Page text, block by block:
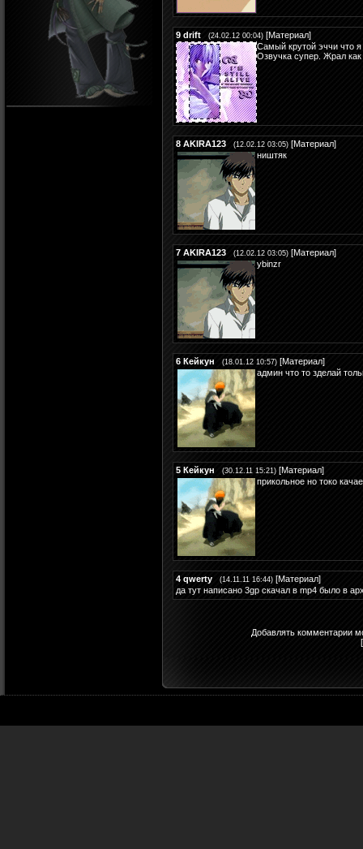
9 drift (24.02.12 00:04) [Материал]
Самый крутой эччи что
Озвучка супер. Жрал как
8 AKIRA123 (12.02.12 03:05) [Материал]
ништяк
7 AKIRA123 (12.02.12 03:05) [Материал]
ybinzr
6 Кейкун (18.01.12 10:57) [Материал]
админ что то зделай
5 Кейкун (30.12.11 15:21) [Материал]
прикольное но токо
4 qwerty (14.11.11 16:44) [Материал]
да тут написано 3gp скачал в mp4 было в
Добавлять комментарии